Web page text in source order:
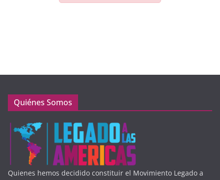
Quiénes Somos
Quienes hemos decidido constituir el Movimiento Legado a